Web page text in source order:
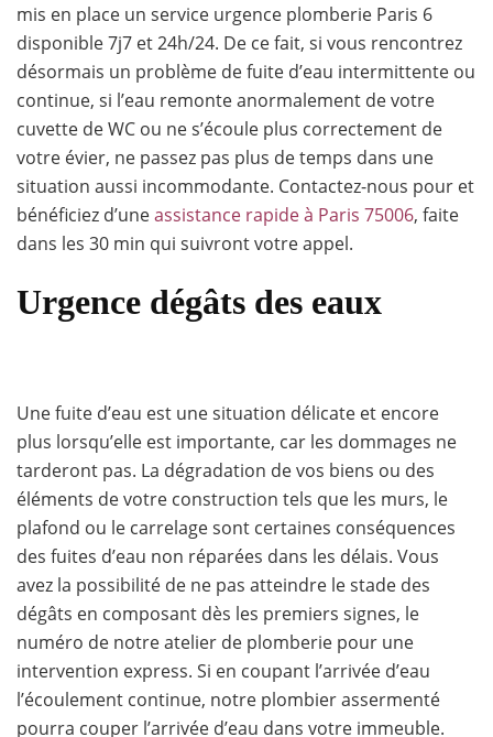
mis en place un service urgence plomberie Paris 6
disponible 7j7 et 24h/24. De ce fait, si vous rencontrez
désormais un problème de fuite d’eau intermittente ou
continue, si l’eau remonte anormalement de votre
cuvette de WC ou ne s’écoule plus correctement de
votre évier, ne passez pas plus de temps dans une
situation aussi incommodante. Contactez-nous pour et
bénéficiez d’uneassistance rapide à Paris 75006, faite
dans les 30 min qui suivront votre appel.
Urgence dégâts des eaux
Une fuite d’eau est une situation délicate et encore
plus lorsqu’elle est importante, car les dommages ne
tarderont pas. La dégradation de vos biens ou des
éléments de votre construction tels que les murs, le
plafond ou le carrelage sont certaines conséquences
des fuites d’eau non réparées dans les délais. Vous
avez la possibilité de ne pas atteindre le stade des
dégâts en composant dès les premiers signes, le
numéro de notre atelier de plomberie pour une
intervention express. Si en coupant l’arrivée d’eau
l’écoulement continue, notre plombier assermenté
pourra couper l’arrivée d’eau dans votre immeuble.